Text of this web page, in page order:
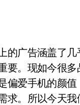
广告涵盖了几
要。现如今很
偏爱手机的颜
求。所以今天